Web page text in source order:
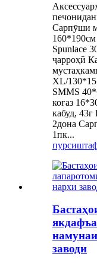
Сарпӯши
Spunlace
ҷарроҳӣ
XL/
SMMS
коғаз
кабуд,
2дона
1пк...
пурсиш
заводи